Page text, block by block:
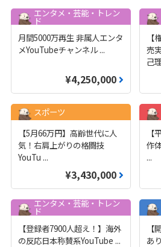
エンタメ・芸能・トレン
ド
月間5000万再生 非属人エンタ
メYouTubeチャンネル...
¥4,250,000
売
己
スポーツ
【5月66万円】高齢世代に人
気！右肩上がりの格闘技
YouTu ...
¥3,430,000
作
...
エンタメ・芸能・トレン
ド
【登録者7900人超え！】海外
の反応日本称賛系YouTube ...
あ